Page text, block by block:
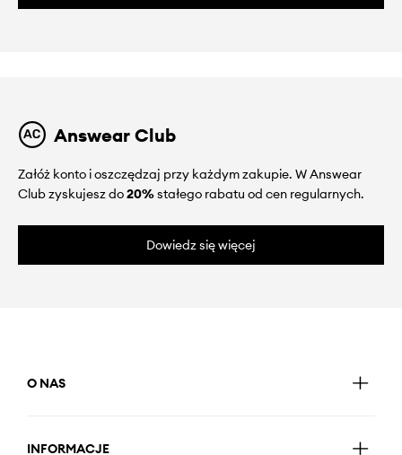
Answear Club
Załóż konto i oszczędzaj przy każdym zakupie. W Answear
Club zyskujesz do20%stałego rabatu od cen regularnych.
Dowiedz się więcej
O NAS
INFORMACJE